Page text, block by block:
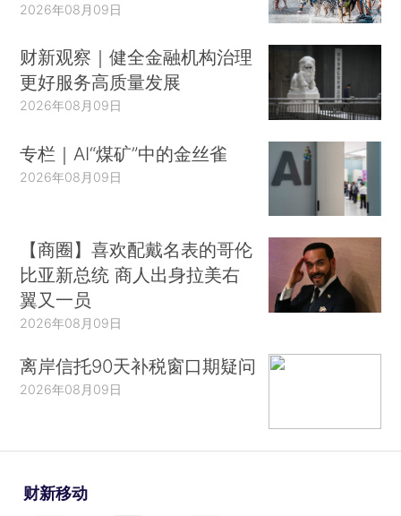
2026年08月09日
财新观察｜健全金融机构治理
更好服务高质量发展
2026年08月09日
专栏｜AI“煤矿”中的金丝雀
2026年08月09日
【商圈】喜欢配戴名表的哥伦
比亚新总统 商人出身拉美右
翼又一员
2026年08月09日
离岸信托90天补税窗口期疑问
2026年08月09日
财新移动